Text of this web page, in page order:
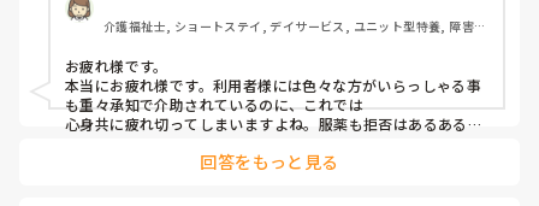
叩かれたり、噛み付かれても、放尿されても平気でした。
昨日はお茶をかけられ、薬を飲んだ振りして吐き出され、落
薬という事故報告書くはめになり、次長に相談しても、どう
すればよかったと思う？と逆に聞かれるだけでなにも言って
皆さまどうしたらいいですか？
介護福祉士, ショートステイ, デイサービス, ユニット型特養, 障害福
お疲れ様です。
本当にお疲れ様です。利用者様には色々な方がいらっしゃる事
も重々承知で介助されているのに、これでは
心身共に疲れ切ってしまいますよね。服薬も拒否はあるあるで
その為にカンファレンスはされたのでしょうか？上司に報告し
回答をもっと見る